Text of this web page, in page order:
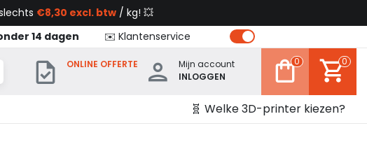
€8,30 excl. btw / kg! 💥
14 dagen ✉️ Klantenservice
ONLINE OFFERTE
Mijn account
INLOGGEN
0 0
🧬 Welke 3D-printer kiezen?